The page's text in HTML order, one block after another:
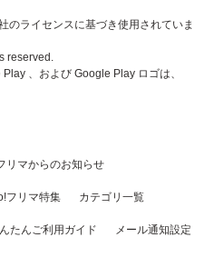
のライセンスに基づき使用されていま
reserved.
、および Google Play ロゴは、
リマからのお知らせ
フリマ特集 カテゴリ一覧
たんご利用ガイド メール通知設定